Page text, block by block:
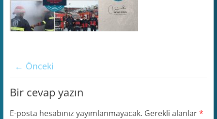
← Önceki
Bir cevap yazın
E-posta hesabınız yayımlanmayacak. Gerekli alanlar*